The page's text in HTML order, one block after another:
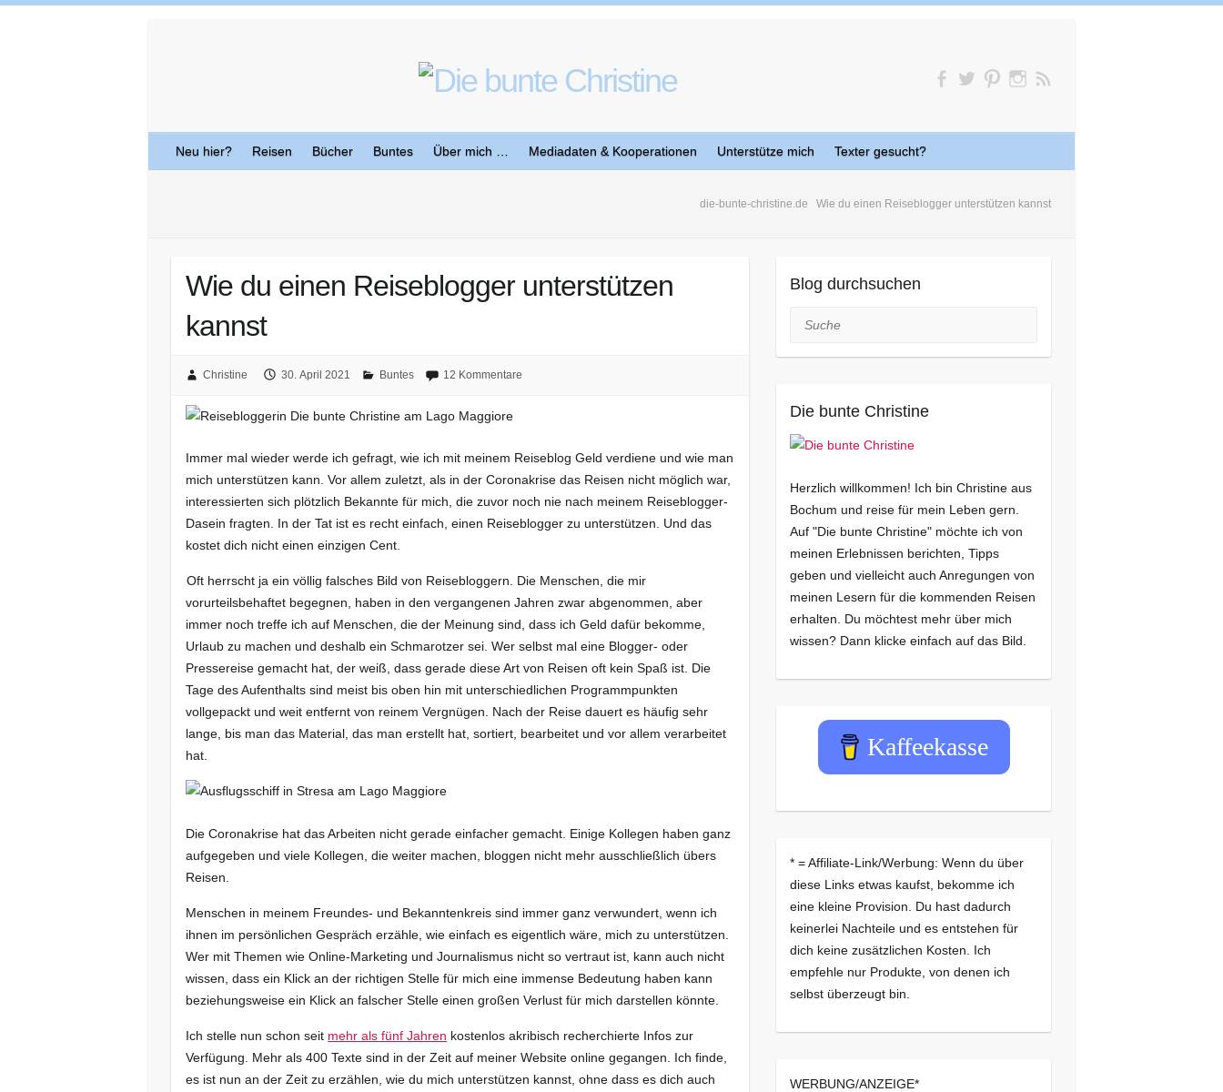
Neu hier? Reisen Bücher Buntes Über mich … Mediadaten & Kooperationen Unterstütze mich Texter gesucht?
die-bunte-christine.de Wie du einen Reiseblogger unterstützen kannst
Wie du einen Reiseblogger unterstützen
kannst
Christine 30. April 2021 Buntes 12 Kommentare
Immer mal wieder werde ich gefragt, wie ich mit meinem Reiseblog Geld verdiene und wie man
mich unterstützen kann. Vor allem zuletzt, als in der Coronakrise das Reisen nicht möglich war,
interessierten sich plötzlich Bekannte für mich, die zuvor noch nie nach meinem Reiseblogger-
Dasein fragten. In der Tat ist es recht einfach, einen Reiseblogger zu unterstützen. Und das
kostet dich nicht einen einzigen Cent.
Oft herrscht ja ein völlig falsches Bild von Reisebloggern. Die Menschen, die mir
vorurteilsbehaftet begegnen, haben in den vergangenen Jahren zwar abgenommen, aber
immer noch treffe ich auf Menschen, die der Meinung sind, dass ich Geld dafür bekomme,
Urlaub zu machen und deshalb ein Schmarotzer sei. Wer selbst mal eine Blogger- oder
Pressereise gemacht hat, der weiß, dass gerade diese Art von Reisen oft kein Spaß ist. Die
Tage des Aufenthalts sind meist bis oben hin mit unterschiedlichen Programmpunkten
vollgepackt und weit entfernt von reinem Vergnügen. Nach der Reise dauert es häufig sehr
lange, bis man das Material, das man erstellt hat, sortiert, bearbeitet und vor allem verarbeitet
hat.
Die Coronakrise hat das Arbeiten nicht gerade einfacher gemacht. Einige Kollegen haben ganz
aufgegeben und viele Kollegen, die weiter machen, bloggen nicht mehr ausschließlich übers
Reisen.
Menschen in meinem Freundes- und Bekanntenkreis sind immer ganz verwundert, wenn ich
ihnen im persönlichen Gespräch erzähle, wie einfach es eigentlich wäre, mich zu unterstützen.
Wer mit Themen wie Online-Marketing und Journalismus nicht so vertraut ist, kann auch nicht
wissen, dass ein Klick an der richtigen Stelle für mich eine immense Bedeutung haben kann
beziehungsweise ein Klick an falscher Stelle einen großen Verlust für mich darstellen könnte.
Ich stelle nun schon seit mehr als fünf Jahren kostenlos akribisch recherchierte Infos zur
Verfügung. Mehr als 400 Texte sind in der Zeit auf meiner Website online gegangen. Ich finde,
es ist nun an der Zeit zu erzählen, wie du mich unterstützen kannst, ohne dass es dich auch
Blog durchsuchen
Suche
Die bunte Christine
Herzlich willkommen! Ich bin Christine aus
Bochum und reise für mein Leben gern.
Auf "Die bunte Christine" möchte ich von
meinen Erlebnissen berichten, Tipps
geben und vielleicht auch Anregungen von
meinen Lesern für die kommenden Reisen
erhalten. Du möchtest mehr über mich
wissen? Dann klicke einfach auf das Bild.
Kaffeekasse
* = Affiliate-Link/Werbung: Wenn du über
diese Links etwas kaufst, bekomme ich
eine kleine Provision. Du hast dadurch
keinerlei Nachteile und es entstehen für
dich keine zusätzlichen Kosten. Ich
empfehle nur Produkte, von denen ich
selbst überzeugt bin.
WERBUNG/ANZEIGE*